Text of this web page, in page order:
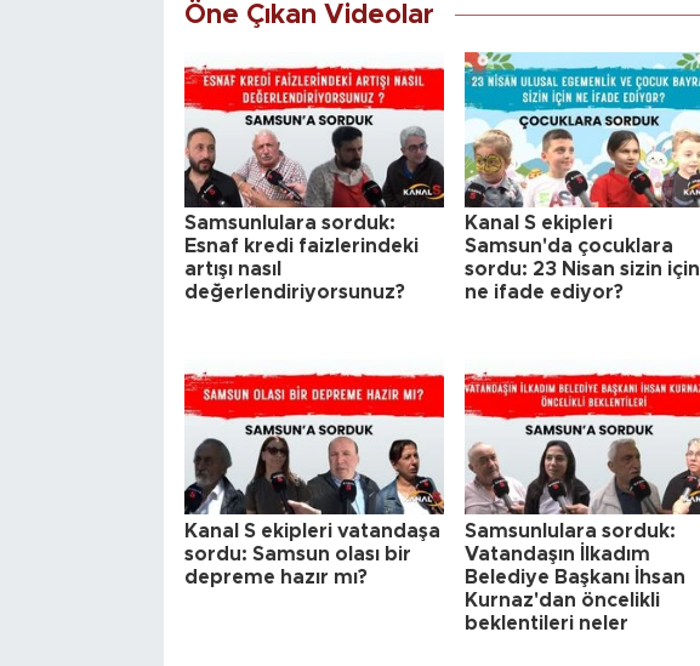
Öne Çıkan Videolar
Samsunlulara sorduk:
Esnaf kredi faizlerindeki
artışı nasıl
değerlendiriyorsunuz?
Kanal S ekipleri
Samsun'da çocuklara
sordu: 23 Nisan sizin için
ne ifade ediyor?
Kanal S ekipleri vatandaşa
sordu: Samsun olası bir
depreme hazır mı?
Samsunlulara sorduk:
Vatandaşın İlkadım
Belediye Başkanı İhsan
Kurnaz'dan öncelikli
beklentileri neler